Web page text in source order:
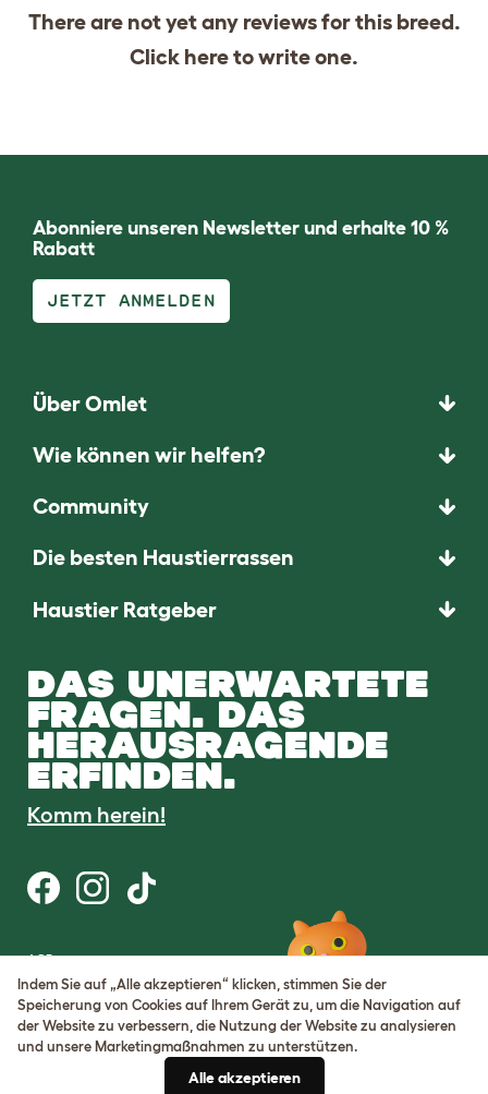
There are not yet any reviews for this breed.
Click hereto write one.
Abonniere unseren Newsletter und erhalte 10 %
Rabatt
JETZT ANMELDEN
Über Omlet
Wie können wir helfen?
Community
Die besten Haustierrassen
Haustier Ratgeber
DAS UNERWARTETE
FRAGEN. DAS
HERAUSRAGENDE
ERFINDEN.
Komm herein!
AGB
Datenschutz
Cookie Settings
Sitemap
Indem Sie auf „Alle akzeptieren“ klicken, stimmen Sie der
Speicherung von Cookies auf Ihrem Gerät zu, um die Navigation auf
der Website zu verbessern, die Nutzung der Website zu analysieren
und unsere Marketingmaßnahmen zu unterstützen.
Alle akzeptieren